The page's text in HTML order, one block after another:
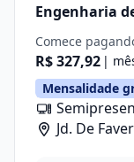
Engenharia
Comece
R$ 327,92 |
Mensalidade
Jd. De